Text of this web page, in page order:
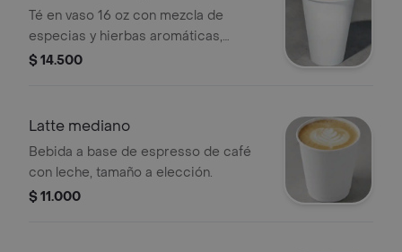
Té en vaso 16 oz con mezcla de
especias y hierbas aromáticas,
tamaño a elección.
$ 14.500
Latte mediano
Bebida a base de espresso de café
con leche, tamaño a elección.
$ 11.000